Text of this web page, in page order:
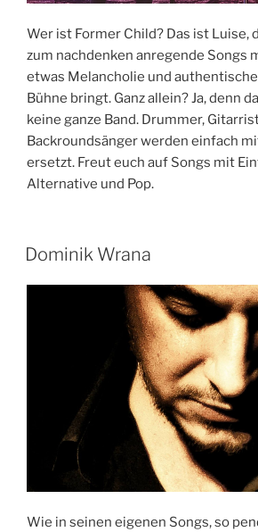
Wer ist Former Child? Das ist Luise,
zum nachdenken anregende Songs
etwas Melancholie und
Bühne bringt. Ganz allein? Ja, denn
keine ganze Band. Drummer,
Backroundsänger werden einfach
ersetzt. Freut euch auf Songs mit
Alternative und Pop.
Dominik Wrana
Wie in seinen eigenen Songs, so